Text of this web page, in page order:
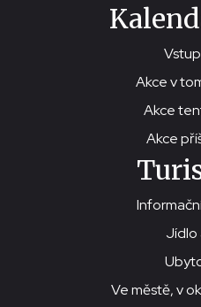
Akce v
Akce
Akce
Jídlo
Ve městě, v